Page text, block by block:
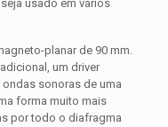
usado em vários
planar de 90 mm.
um driver
sonoras de uma
forma muito mais
por todo o diafragma